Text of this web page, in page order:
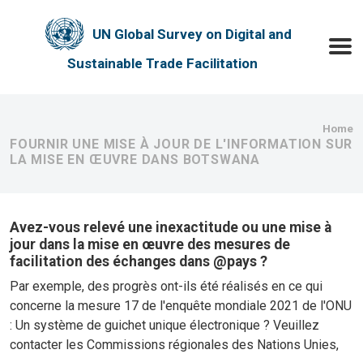
UN Global Survey on Digital and
Sustainable Trade Facilitation
Home
FOURNIR UNE MISE À JOUR DE L'INFORMATION SUR
LA MISE EN ŒUVRE DANS BOTSWANA
Avez-vous relevé une inexactitude ou une mise à
jour dans la mise en œuvre des mesures de
facilitation des échanges dans @pays ?
Par exemple, des progrès ont-ils été réalisés en ce qui
concerne la mesure 17 de l'enquête mondiale 2021 de l'ONU
: Un système de guichet unique électronique ? Veuillez
contacter les Commissions régionales des Nations Unies,